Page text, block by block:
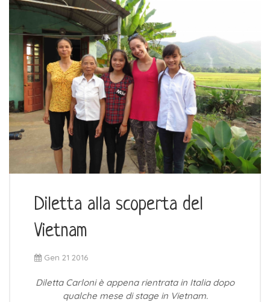
Diletta alla scoperta del
Vietnam
Gen 21 2016
Diletta Carloni è appena rientrata in Italia dopo
qualche mese di stage in Vietnam.